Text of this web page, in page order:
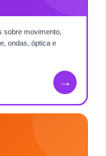
sobre movimento,
ondas, óptica e
→